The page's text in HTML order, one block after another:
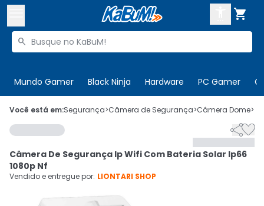

Buscar produtos

Mundo Gamer Black Ninja Hardware PC Gamer
 Olá. Acesse sua conta
 Departamentos
 Cupons
CADASTRE-SE
Você está em:Segurança>Câmera de Segurança>Câmera Dome>

Câmera De Segurança Ip Wifi Com Bateria Solar Ip66
1080p Nf
Vendido e entregue por: LIONTARI SHOP